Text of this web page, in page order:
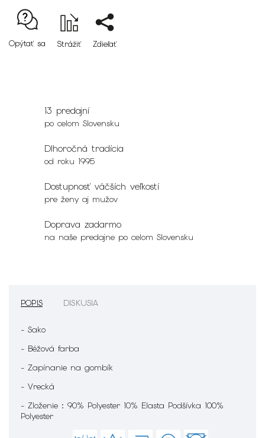
Opýtať sa Strážiť Zdieľať
13 predajní
po celom Slovensku
Dlhoročná tradícia
od roku 1995
Dostupnosť väčších veľkostí
pre ženy aj mužov
Doprava zadarmo
na naše predajne po celom Slovensku
POPIS DISKUSIA
- Sako
- Béžová farba
- Zapínanie na gombík
- Vrecká
- Zloženie : 90% Polyester 10% Elasta Podšívka 100%
Polyester